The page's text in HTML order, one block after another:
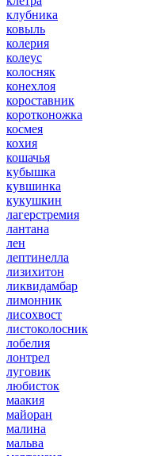
клубника
ковыль
колерия
колеус
колосняк
конехлоя
короставник
коротконожка
космея
кохия
кошачья
кубышка
кувшинка
кукушкин
лагерстремия
лантана
лен
лептинелла
лизихитон
ликвидамбар
лимонник
лисохвост
листоколосник
лобелия
лонтрел
луговик
любисток
маакия
майоран
малина
мальва